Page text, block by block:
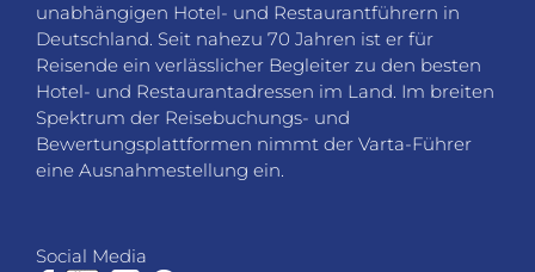
unabhängigen Hotel- und Restaurantführern in
Deutschland. Seit nahezu 70 Jahren ist er für
Reisende ein verlässlicher Begleiter zu den besten
Hotel- und Restaurantadressen im Land. Im breiten
Spektrum der Reisebuchungs- und
Bewertungsplattformen nimmt der Varta-Führer
eine Ausnahmestellung ein.
Social Media